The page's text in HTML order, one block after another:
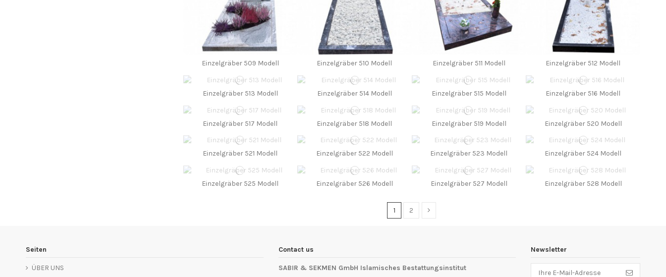
Einzelgräber 509 Modell Einzelgräber 510 Modell Einzelgräber 511 Modell Einzelgräber 512 Modell
Einzelgräber 513 Modell Einzelgräber 514 Modell Einzelgräber 515 Modell Einzelgräber 516 Modell
Einzelgräber 517 Modell Einzelgräber 518 Modell Einzelgräber 519 Modell Einzelgräber 520 Modell
Einzelgräber 521 Modell Einzelgräber 522 Modell Einzelgräber 523 Modell Einzelgräber 524 Modell
Einzelgräber 525 Modell Einzelgräber 526 Modell Einzelgräber 527 Modell Einzelgräber 528 Modell
1 2
Seiten
ÜBER UNS
Contact us
SABIR & SEKMEN GmbH Islamisches Bestattungsinstitut
Newsletter